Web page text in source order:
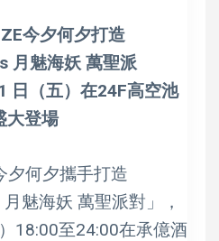
今夕何夕打造
月魅海妖 萬聖派
日（五）在24F高空池
大登場
夕何夕攜手打造
月魅海妖 萬聖派對」，
18:00至24:00在承億酒